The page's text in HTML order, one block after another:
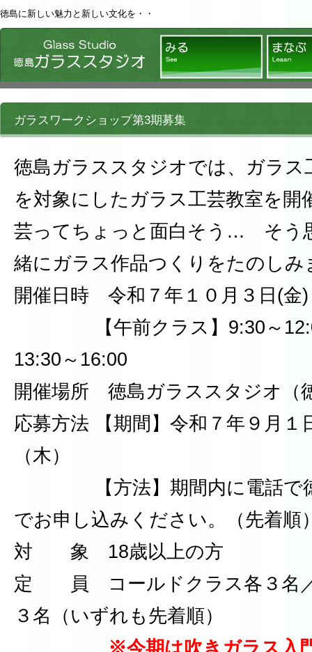
徳島に新しい魅力と新しい文化を・・
徳島ガラススタジオ
みる
ガラスワークショップ第3期募集
徳島ガラススタジオでは、ガラス
を対象にしたガラス工芸教室を
芸ってちょっと面白そう… そう
緒にガラス作品つくりをたのしみ
開催日時 令和７年１０月３日(金
【午前クラス】9:30～
13:30～16:00
開催場所 徳島ガラススタジオ（
応募方法 【期間】令和７年９月１
（木）
【方法】期間内に電話で徳
でお申し込みください。（先着順
対 象 18歳以上の方
定 員 コールドクラス各３名／
３名（いずれも先着順）
※今期は吹きガラス入